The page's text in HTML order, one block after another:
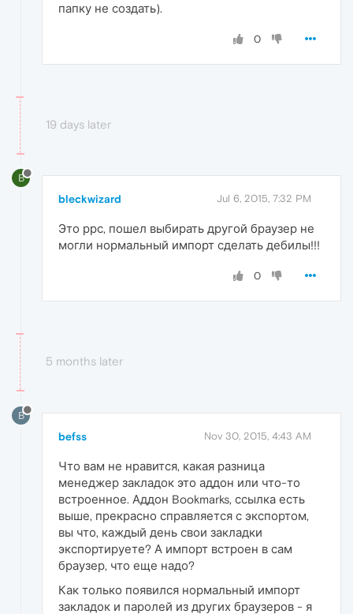
папку не создать).
0
19 days later
B
bleckwizard Jul 6, 2015, 7:32 PM
Это ррс, пошел выбирать другой браузер не
могли нормальный импорт сделать дебилы!!!
0
5 months later
B
befss Nov 30, 2015, 4:43 AM
Что вам не нравится, какая разница
менеджер закладок это аддон или что-то
встроенное. Аддон Bookmarks, ссылка есть
выше, прекрасно справляется с экспортом,
вы что, каждый день свои закладки
экспортируете? А импорт встроен в сам
браузер, что еще надо?
Как только появился нормальный импорт
закладок и паролей из других браузеров - я